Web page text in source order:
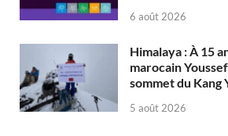
6 août 2026
Himalaya : À 15
marocain
sommet du Kang
5 août 2026